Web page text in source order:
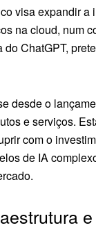
visa expandir
na cloud, num
ChatGPT,
desde o
e serviços.
com o
de IA